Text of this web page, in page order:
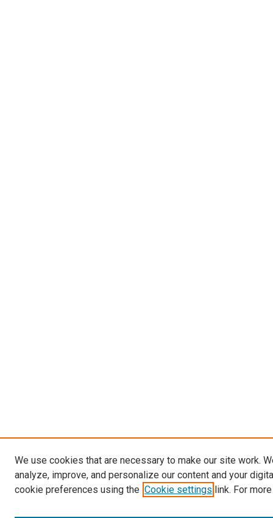
We use cookies that are necessary to make our site work.
analyze, improve, and personalize our content and your
cookie preferences using the Cookie settings link. For